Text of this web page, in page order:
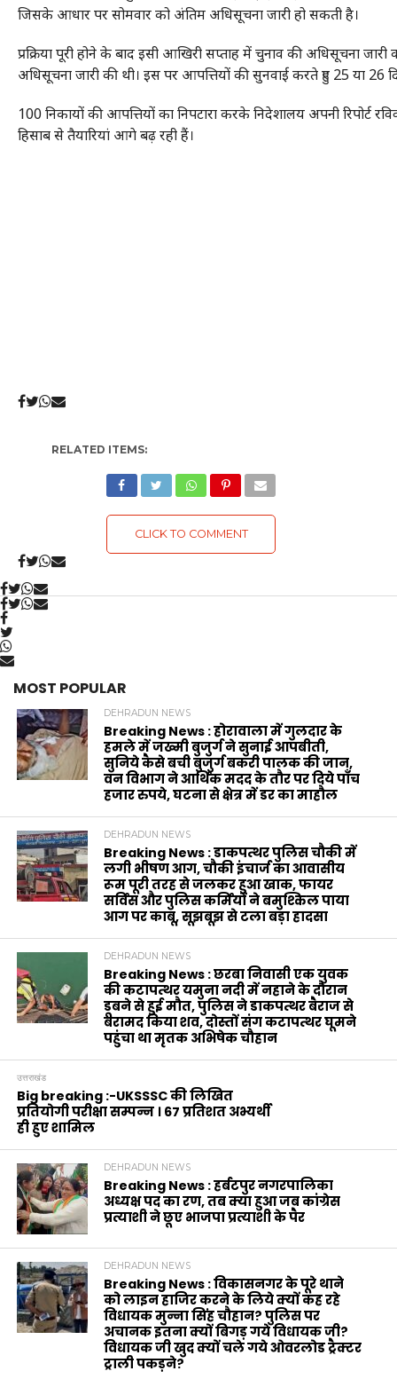
जिसके आधार पर सोमवार को अंतिम अधिसूचना जारी हो सकती है।
प्रक्रिया पूरी होने के बाद इसी आखिरी सप्ताह में चुनाव की अधिसूचना
अधिसूचना जारी की थी। इस पर आपत्तियों की सुनवाई करते हुए 25 या
100 निकायों की आपत्तियों का निपटारा करके निदेशालय अपनी रिपोर्ट
हिसाब से तैयारियां आगे बढ़ रही हैं।
RELATED ITEMS:
CLICK TO COMMENT
MOST POPULAR
DEHRADUN NEWS
Breaking News : होरावाला में गुलदार के
हमले में जख्मी बुजुर्ग ने सुनाई आपबीती,
सुनिये कैसे बची बुजुर्ग बकरी पालक की जान,
वन विभाग ने आर्थिक मदद के‌ तौर पर दिये पाँच
हजार रुपये, घटना से क्षेत्र में डर का माहौल
DEHRADUN NEWS
Breaking News : डाकपत्थर पुलिस चौकी में
लगी भीषण आग, चौकी इंचार्ज का आवासीय
रूम पूरी तरह से जलकर हुआ खाक, फायर
सर्विस और पुलिस कर्मियों ने बमुश्किल पाया
आग पर काबू, सूझबूझ से टला बड़ा हादसा
DEHRADUN NEWS
Breaking News : छरबा निवासी एक युवक
की कटापत्थर यमुना नदी में नहाने के दौरान
डूबने से हुई मौत, पुलिस ने डाकपत्थर बैराज से
बरामद किया शव, दोस्तों संग कटापत्थर घूमने
पहुंचा था मृतक अभिषेक चौहान
उत्तराखंड
Big breaking :-UKSSSC की लिखित
प्रतियोगी परीक्षा सम्पन्न । 67 प्रतिशत अभ्यर्थी
ही हुए शामिल
DEHRADUN NEWS
Breaking News : हर्बटपुर नगरपालिका
अध्यक्ष पद का रण, तब क्या हुआ जब कांग्रेस
प्रत्याशी ने छूए भाजपा प्रत्याशी के पैर
DEHRADUN NEWS
Breaking News : विकासनगर के पूरे थाने
को लाइन हाजिर करने के लिये क्यों कह रहे
विधायक मुन्ना सिंह चौहान? पुलिस पर
अचानक इतना क्यों बिगड़ गये विधायक जी?
विधायक जी खुद क्यों चले गये ओवरलोड ट्रैक्टर
ट्राली पकड़ने?